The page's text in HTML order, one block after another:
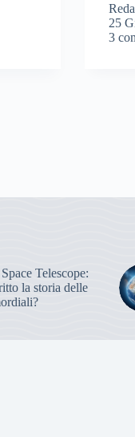
25
3
Telescope:
la storia delle